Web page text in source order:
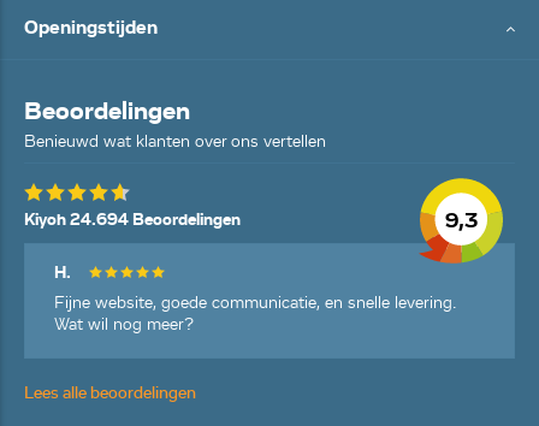
Openingstijden
Beoordelingen
Benieuwd wat klanten over ons vertellen
9,3
Kiyoh 24.694 Beoordelingen
H.
Fijne website, goede communicatie, en snelle levering.
Wat wil nog meer?
Lees alle beoordelingen